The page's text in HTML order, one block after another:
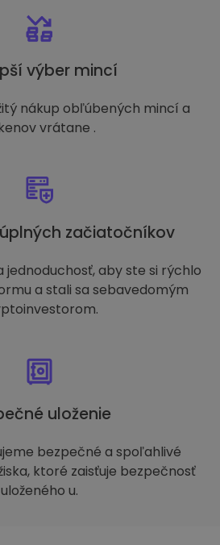
výber mincí
nákup obľúbených mincí a
vrátane .
začiatočníkov
jednoduchosť, aby ste si rýchlo
a stali sa sebavedomým
uloženie
bezpečné a spoľahlivé
ktoré zaisťuje bezpečnosť
uloženého u.